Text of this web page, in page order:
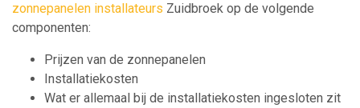
zonnepanelen installateurs Zuidbroek op de volgende
componenten:
Prijzen van de zonnepanelen
Installatiekosten
Wat er allemaal bij de installatiekosten ingesloten zit